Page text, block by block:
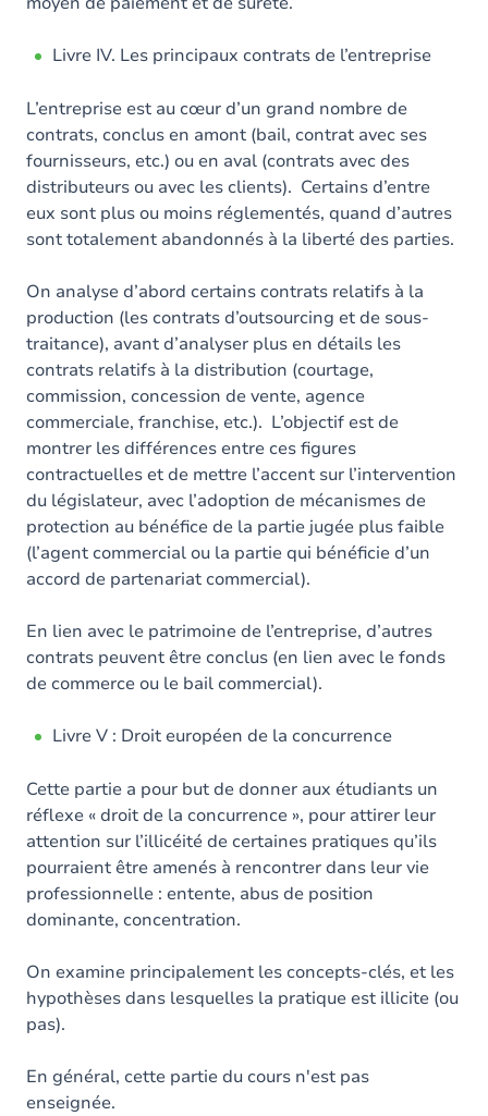
Livre IV. Les principaux contrats de l’entreprise
L’entreprise est au cœur d’un grand nombre de
contrats, conclus en amont (bail, contrat avec ses
fournisseurs, etc.) ou en aval (contrats avec des
distributeurs ou avec les clients). Certains d’entre
eux sont plus ou moins réglementés, quand d’autres
sont totalement abandonnés à la liberté des parties.
On analyse d’abord certains contrats relatifs à la
production (les contrats d’outsourcing et de sous-
traitance), avant d’analyser plus en détails les
contrats relatifs à la distribution (courtage,
commission, concession de vente, agence
commerciale, franchise, etc.). L’objectif est de
montrer les différences entre ces figures
contractuelles et de mettre l’accent sur l’intervention
du législateur, avec l’adoption de mécanismes de
protection au bénéfice de la partie jugée plus faible
(l’agent commercial ou la partie qui bénéficie d’un
accord de partenariat commercial).
En lien avec le patrimoine de l’entreprise, d’autres
contrats peuvent être conclus (en lien avec le fonds
de commerce ou le bail commercial).
Livre V : Droit européen de la concurrence
Cette partie a pour but de donner aux étudiants un
réflexe « droit de la concurrence », pour attirer leur
attention sur l’illicéité de certaines pratiques qu’ils
pourraient être amenés à rencontrer dans leur vie
professionnelle : entente, abus de position
dominante, concentration.
On examine principalement les concepts-clés, et les
hypothèses dans lesquelles la pratique est illicite (ou
pas).
En général, cette partie du cours n'est pas
enseignée.